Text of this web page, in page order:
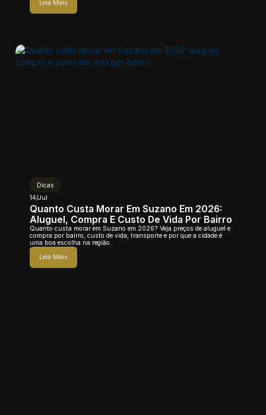
Leia Mais
Dicas
14/Jul
Quanto Custa Morar Em Suzano Em 2026:
Aluguel, Compra E Custo De Vida Por Bairro
Quanto custa morar em Suzano em 2026? Veja preços de aluguel e
compra por bairro, custo de vida, transporte e por que a cidade é
uma boa escolha na região.
Leia Mais